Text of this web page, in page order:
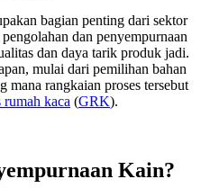
bagian penting dari sektor
dan penyempurnaan
dan daya tarik produk jadi.
mulai dari pemilihan bahan
rangkaian proses tersebut
rumah kaca (GRK).
Kain?